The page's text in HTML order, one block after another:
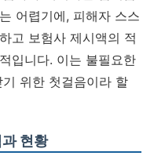
어렵기에, 피해자 스스
고 보험사 제시액의 적
입니다. 이는 불필요한
위한 첫걸음이라 할
현황